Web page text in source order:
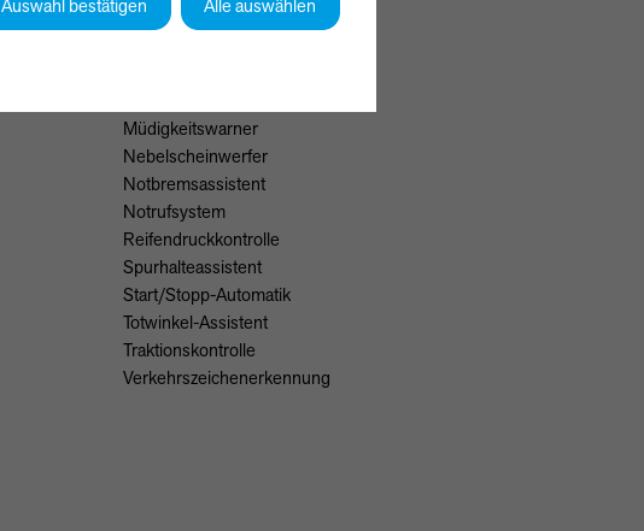
Fernlichtassistent
Müdigkeitswarner
Nebelscheinwerfer
Notbremsassistent
Notrufsystem
Reifendruckkontrolle
Spurhalteassistent
Start/Stopp-Automatik
Totwinkel-Assistent
Traktionskontrolle
Verkehrszeichenerkennung
Auswahl bestätigen Alle auswählen